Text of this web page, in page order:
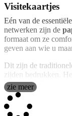
Visitekaartjes
Eén van de
netwerken zijn de
formaat om ze
geven aan wie u
Dit zijn de
zijden bedrukken.
hoogwaardige
professionele
in een doorzichtig,
zie meer